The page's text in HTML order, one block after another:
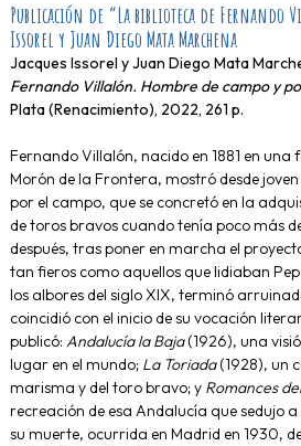
Publicación de “La biblioteca de Fernando
Issorel y Juan Diego Mata Marchena
Jacques Issorel y Juan Diego Mata
Fernando Villalón. Hombre de campo y
Plata (Renacimiento), 2022, 261 p.
Fernando Villalón, nacido en 1881 en
Morón de la Frontera, mostró desde
por el campo, que se concretó en la
de toros bravos cuando tenía poco más
después, tras poner en marcha el
tan fieros como aquellos que lidiaban
los albores del siglo XIX, terminó
coincidió con el inicio de su vocación
publicó: Andalucía la Baja(1926), una
lugar en el mundo; La Toriada(1928), un
marisma y del toro bravo; y Romances
recreación de esa Andalucía que sedujo
su muerte, ocurrida en Madrid en 1930,